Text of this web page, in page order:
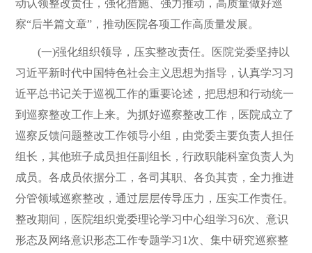
动认领整改责任，强化措施、强力推动，高质量做好巡
察“后半篇文章”，推动医院各项工作高质量发展。
(一)强化组织领导，压实整改责任。医院党委坚持以
习近平新时代中国特色社会主义思想为指导，认真学习习
近平总书记关于巡视工作的重要论述，把思想和行动统一
到巡察整改工作上来。为抓好巡察整改工作，医院成立了
巡察反馈问题整改工作领导小组，由党委主要负责人担任
组长，其他班子成员担任副组长，行政职能科室负责人为
成员。各成员依据分工，各司其职、各负其责，全力推进
分管领域巡察整改，通过层层传导压力，压实工作责任。
整改期间，医院组织党委理论学习中心组学习6次、意识
形态及网络意识形态工作专题学习1次、集中研究巡察整